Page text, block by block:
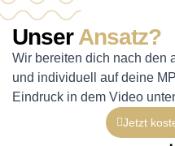
UnserAnsatz?
Wir bereiten dich nach den
und individuell auf deine
Eindruck in dem Video
Jetzt